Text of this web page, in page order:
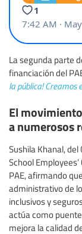
La segunda parte
financiación del
la pública! Creamos
El
a numerosos
Sushila Khanal,
School
PAE, afirmando
administrativo de
inclusivos y
actúa como
mejora la calidad